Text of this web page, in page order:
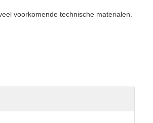
voorkomende technische materialen.